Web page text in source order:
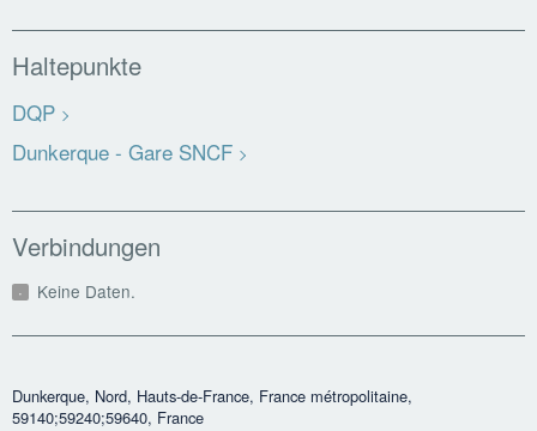
Haltepunkte
DQP
Dunkerque - Gare SNCF
Verbindungen
Keine Daten.
Dunkerque, Nord, Hauts-de-France, France métropolitaine,
59140;59240;59640, France